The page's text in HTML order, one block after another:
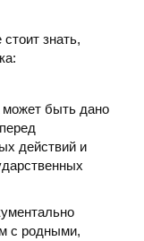
знать,
может быть дано
действий и
с родными,